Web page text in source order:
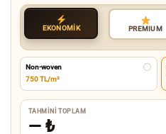
EKONOMİK PREMIUM
Non-woven
750 TL/m²
TAHMINI TOPLAM
— ₺